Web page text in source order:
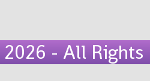
- All Rights